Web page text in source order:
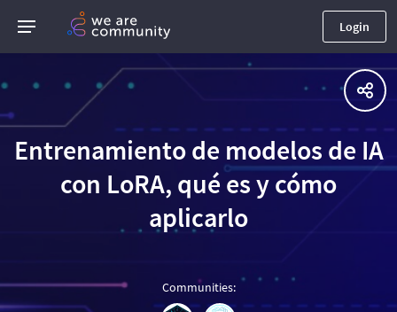
Login
Entrenamiento de modelos de IA
con LoRA, qué es y cómo
aplicarlo
Communities: